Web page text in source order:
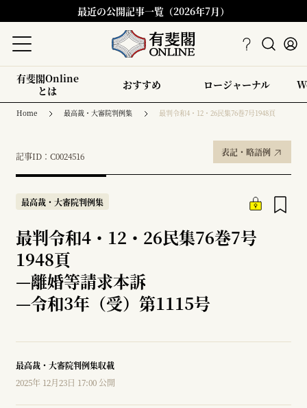
最近の公開記事一覧（2026年7月）
有斐閣Online
とは
おすすめ ロージャーナル
Home 最高裁・大審院判例集 最判令和4・12・26民集76巻7号1948頁
記事ID：C0024516 表記・略語例
最高裁・大審院判例集
最判令和4・12・26民集76巻7号
1948頁
—離婚等請求本訴
—令和3年（受）第1115号
最高裁・大審院判例集収載
2025年 12月23日 17:00 公開